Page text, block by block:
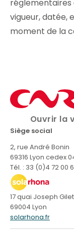
réglementaires
vigueur, datée,
moment de la
Ouvrir la
Siège social
2, rue André Bonin
69316 Lyon cedex
Tél. : 33 (0)4 72 00
17 quai Joseph Gilet
69004 Lyon
solarhona.fr